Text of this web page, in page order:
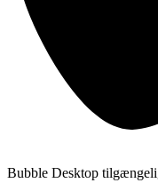
Bubble Desktop